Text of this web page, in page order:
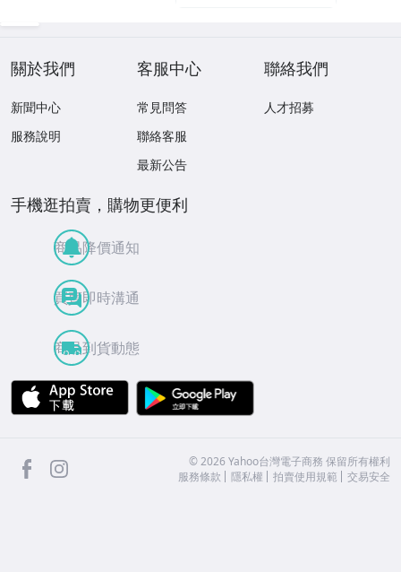
關於我們
新聞中心
服務說明
客服中心
常見問答
聯絡客服
最新公告
聯絡我們
人才招募
手機逛拍賣，購物更便利
商品降價通知
買賣即時溝通
商品到貨動態
APP Store
facebook ©2026 Yahoo台灣電子商務 保留所有權利
服務條款
隱私權 拍賣使用規範 交易安全